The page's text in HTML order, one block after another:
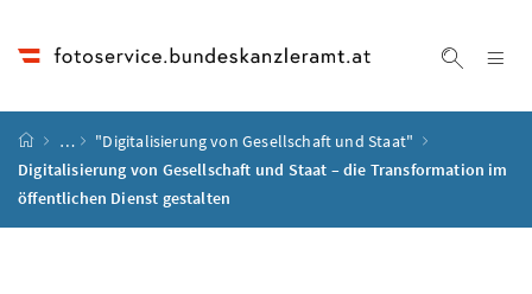
Startseite
…
"Digitalisierung von Gesellschaft und Staat"
Digitalisierung von Gesellschaft und Staat – die Transformation im
öffentlichen Dienst gestalten